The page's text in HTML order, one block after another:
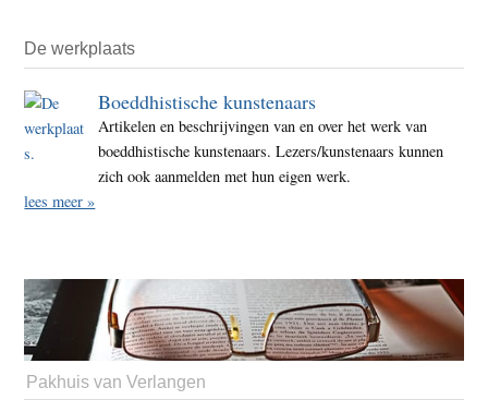
De werkplaats
Boeddhistische kunstenaars
Artikelen en beschrijvingen van en over het werk van
boeddhistische kunstenaars. Lezers/kunstenaars kunnen
zich ook aanmelden met hun eigen werk.
lees meer »
Pakhuis van Verlangen